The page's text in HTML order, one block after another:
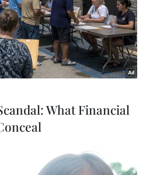
Hóa dầu Bình Sơn lên
What Financial